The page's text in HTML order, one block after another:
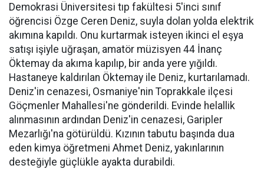
Demokrasi Üniversitesi tıp fakültesi 5'inci sınıf
öğrencisi Özge Ceren Deniz, suyla dolan yolda elektrik
akımına kapıldı. Onu kurtarmak isteyen ikinci el eşya
satışı işiyle uğraşan, amatör müzisyen 44 İnanç
Öktemay da akıma kapılıp, bir anda yere yığıldı.
Hastaneye kaldırılan Öktemay ile Deniz, kurtarılamadı.
Deniz'in cenazesi, Osmaniye'nin Toprakkale ilçesi
Göçmenler Mahallesi'ne gönderildi. Evinde helallik
alınmasının ardından Deniz'in cenazesi, Garipler
Mezarlığı'na götürüldü. Kızının tabutu başında dua
eden kimya öğretmeni Ahmet Deniz, yakınlarının
desteğiyle güçlükle ayakta durabildi.